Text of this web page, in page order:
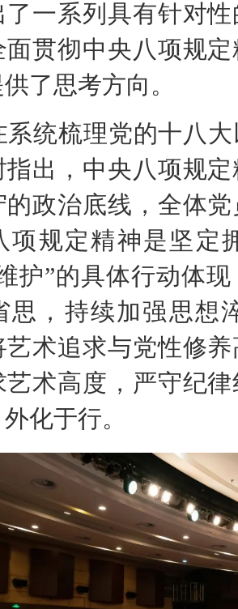
了一系列具有针对
面贯彻中央八项规
了思考方向。
系统梳理党的十八
指出，中央八项规
的政治底线，全体
项规定精神是坚定
护”的具体行动体
思，持续加强思想
艺术追求与党性修
艺术高度，严守纪
化于行。